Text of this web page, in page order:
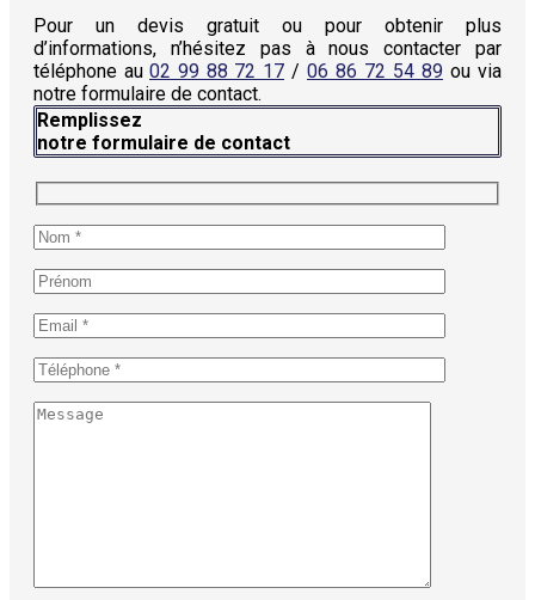
Pour un devis gratuit ou pour obtenir plus
d’informations, n’hésitez pas à nous contacter par
téléphone au 02 99 88 72 17 / 06 86 72 54 89 ou via
notre formulaire de contact.
Remplissez
notre formulaire de contact